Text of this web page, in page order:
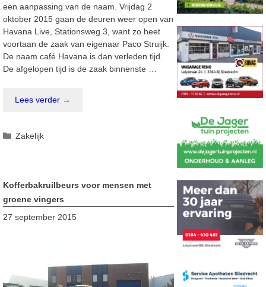
een aanpassing van de naam. Vrijdag 2
oktober 2015 gaan de deuren weer open van
Havana Live, Stationsweg 3, want zo heet
voortaan de zaak van eigenaar Paco Struijk.
De naam café Havana is dan verleden tijd.
De afgelopen tijd is de zaak binnenste …
Lees verder →
Categorieën
Zakelijk
Kofferbakruilbeurs voor mensen met
groene vingers
27 september 2015